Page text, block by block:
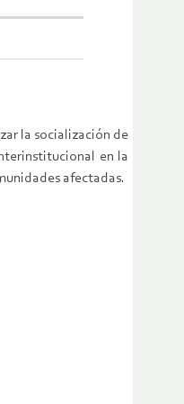
la socialización de
en la
afectadas.